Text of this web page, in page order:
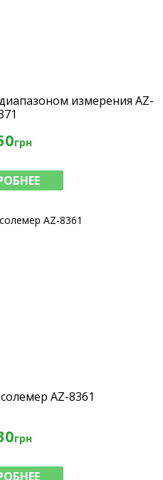
измерения AZ-
грн
AZ-8361
грн